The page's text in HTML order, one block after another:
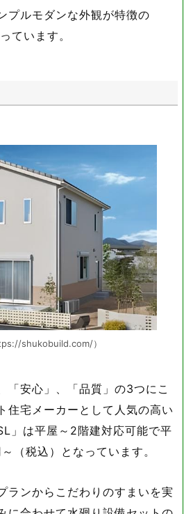
プルモダンな外観が特徴の
ています。
shukobuild.com/）
「安心」、「品質」の3つにこ
住宅メーカーとして人気の高い
」は平屋～2階建対応可能で平
（税込）となっています。
ランからこだわりのすまいを実